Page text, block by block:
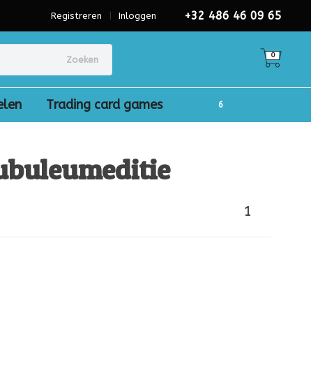
+32 486 46 09 65
Inloggen
Registreren
Zoeken 0
Trading card games
1